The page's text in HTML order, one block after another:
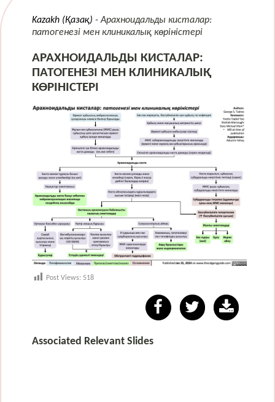
Kazakh (Қазақ)
Арахноидальды кисталар:
патогенезі мен клиникалық көріністері
АРАХНОИДАЛЬДЫ КИСТАЛАР:
ПАТОГЕНЕЗІ МЕН КЛИНИКАЛЫҚ
КӨРІНІСТЕРІ
Post Views: 518
Associated Relevant Slides